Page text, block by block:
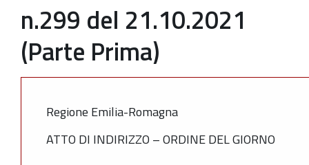
n.299 del 21.10.2021
(Parte Prima)
Regione Emilia-Romagna
ATTO DI INDIRIZZO – ORDINE DEL GIORNO